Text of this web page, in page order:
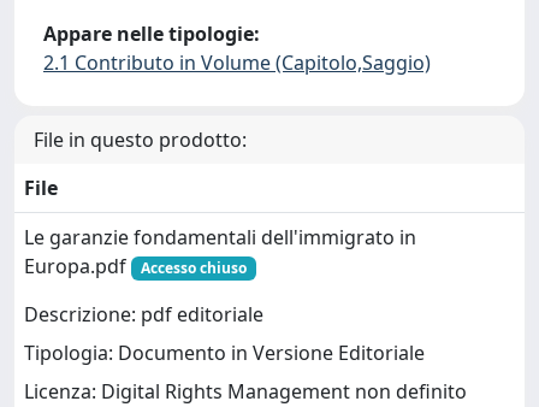
Appare nelle tipologie:
2.1 Contributo in Volume (Capitolo,Saggio)
File in questo prodotto:
File
Le garanzie fondamentali dell'immigrato in
Europa.pdf
Accesso chiuso
Descrizione: pdf editoriale
Tipologia: Documento in Versione Editoriale
Licenza: Digital Rights Management non definito